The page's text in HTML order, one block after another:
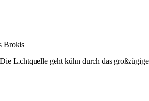
Brokis
Lichtquelle geht kühn durch das großzügige